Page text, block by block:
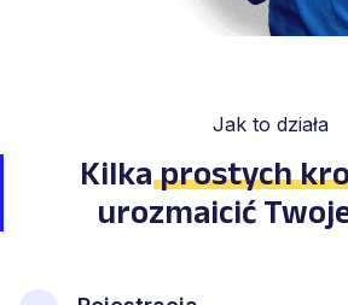
Jak to działa
Kilkaprostych
urozmaicić